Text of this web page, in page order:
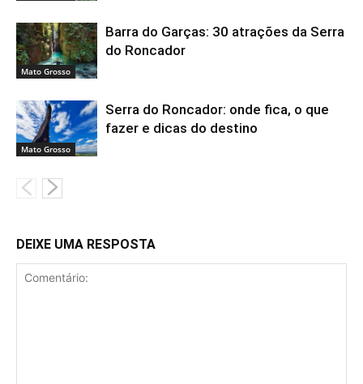
Mato Grosso
Barra do Garças: 30 atrações da Serra
do Roncador
Mato Grosso
Serra do Roncador: onde fica, o que
fazer e dicas do destino
DEIXE UMA RESPOSTA